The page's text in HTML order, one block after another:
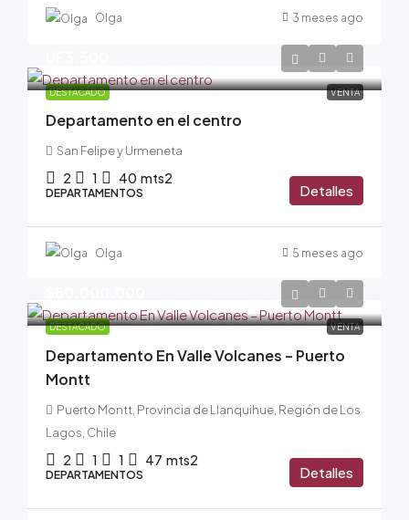
Olga 3 meses ago
DESTACADO VENTA
Departamento en el centro
San Felipe y Urmeneta
2 1 40 mts2
DEPARTAMENTOS Detalles
Olga 5 meses ago
DESTACADO VENTA
Departamento En Valle Volcanes – Puerto
Montt
Puerto Montt, Provincia de Llanquihue, Región de Los
Lagos, Chile
2 1 1 47 mts2
DEPARTAMENTOS Detalles